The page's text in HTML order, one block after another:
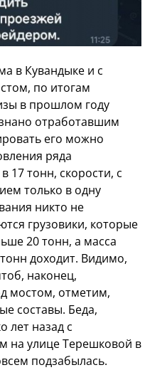
в Кувандыке и с
по итогам
в прошлом году
отработавшим
его можно
ряда
17 тонн, скорости, с
только в одну
никто не
грузовики, которые
20 тонн, а масса
доходит. Видимо,
наконец,
мостом, отметим,
составы. Беда,
лет назад с
на улице Терешковой в
подзабылась.